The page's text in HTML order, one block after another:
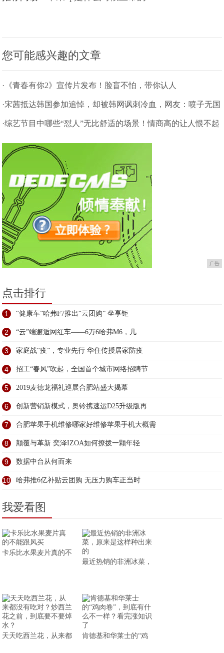
您可能感兴趣的文章
·《青春有你2》宣传片发布！脸盲不怕，带你认人
·宋茜抵达韩国参加追悼，却被韩网讽刺冷血，网友：喷子无国
界
·综艺节目中哪些“怼人”无比舒适的场景！情商高的让人恨不起
来
广告
点击排行
1 “健康车”哈弗F7推出“云团购” 坐享钜
2 “云”端邂逅网红车——6万6哈弗M6，几
3 家庭战“疫”，专业先行 华住传授居家防疫
4 招工“春风”吹起，全国首个城市网络招聘节
5 2019麦德龙福礼巡展合肥站盛大揭幕
6 创新营销新模式，奥铃携速运D25升级版再
7 合肥苹果手机维修哪家好维修苹果手机大概需
8 颠覆与革新 奕泽IZOA如何撩拨一颗年轻
9 数据中台从何而来
10 哈弗推6亿补贴云团购 无压力购车正当时
我爱看图
卡乐比水果麦片真的不
最近热销的非洲冰菜，
天天吃西兰花，从来都 肯德基和华莱士的“鸡